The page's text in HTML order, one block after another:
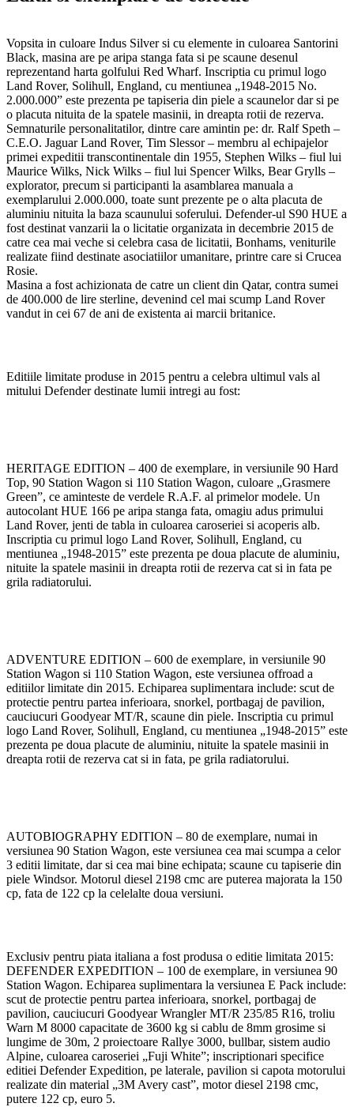
Vopsita in culoare Indus Silver si cu elemente in culoarea Santorini
Black, masina are pe aripa stanga fata si pe scaune desenul
reprezentand harta golfului Red Wharf. Inscriptia cu primul logo
Land Rover, Solihull, England, cu mentiunea „1948-2015 No.
2.000.000” este prezenta pe tapiseria din piele a scaunelor dar si pe
o placuta nituita de la spatele masinii, in dreapta rotii de rezerva.
Semnaturile personalitatilor, dintre care amintin pe: dr. Ralf Speth –
C.E.O. Jaguar Land Rover, Tim Slessor – membru al echipajelor
primei expeditii transcontinentale din 1955, Stephen Wilks – fiul lui
Maurice Wilks, Nick Wilks – fiul lui Spencer Wilks, Bear Grylls –
explorator, precum si participanti la asamblarea manuala a
exemplarului 2.000.000, toate sunt prezente pe o alta placuta de
aluminiu nituita la baza scaunului soferului. Defender-ul S90 HUE a
fost destinat vanzarii la o licitatie organizata in decembrie 2015 de
catre cea mai veche si celebra casa de licitatii, Bonhams, veniturile
realizate fiind destinate asociatiilor umanitare, printre care si Crucea
Rosie.
Masina a fost achizionata de catre un client din Qatar, contra sumei
de 400.000 de lire sterline, devenind cel mai scump Land Rover
vandut in cei 67 de ani de existenta ai marcii britanice.
Editiile limitate produse in 2015 pentru a celebra ultimul vals al
mitului Defender destinate lumii intregi au fost:
HERITAGE EDITION – 400 de exemplare, in versiunile 90 Hard
Top, 90 Station Wagon si 110 Station Wagon, culoare „Grasmere
Green”, ce aminteste de verdele R.A.F. al primelor modele. Un
autocolant HUE 166 pe aripa stanga fata, omagiu adus primului
Land Rover, jenti de tabla in culoarea caroseriei si acoperis alb.
Inscriptia cu primul logo Land Rover, Solihull, England, cu
mentiunea „1948-2015” este prezenta pe doua placute de aluminiu,
nituite la spatele masinii in dreapta rotii de rezerva cat si in fata pe
grila radiatorului.
ADVENTURE EDITION – 600 de exemplare, in versiunile 90
Station Wagon si 110 Station Wagon, este versiunea offroad a
editiilor limitate din 2015. Echiparea suplimentara include: scut de
protectie pentru partea inferioara, snorkel, portbagaj de pavilion,
cauciucuri Goodyear MT/R, scaune din piele. Inscriptia cu primul
logo Land Rover, Solihull, England, cu mentiunea „1948-2015” este
prezenta pe doua placute de aluminiu, nituite la spatele masinii in
dreapta rotii de rezerva cat si in fata, pe grila radiatorului.
AUTOBIOGRAPHY EDITION – 80 de exemplare, numai in
versiunea 90 Station Wagon, este versiunea cea mai scumpa a celor
3 editii limitate, dar si cea mai bine echipata; scaune cu tapiserie din
piele Windsor. Motorul diesel 2198 cmc are puterea majorata la 150
cp, fata de 122 cp la celelalte doua versiuni.
Exclusiv pentru piata italiana a fost produsa o editie limitata 2015:
DEFENDER EXPEDITION – 100 de exemplare, in versiunea 90
Station Wagon. Echiparea suplimentara la versiunea E Pack include:
scut de protectie pentru partea inferioara, snorkel, portbagaj de
pavilion, cauciucuri Goodyear Wrangler MT/R 235/85 R16, troliu
Warn M 8000 capacitate de 3600 kg si cablu de 8mm grosime si
lungime de 30m, 2 proiectoare Rallye 3000, bullbar, sistem audio
Alpine, culoarea caroseriei „Fuji White”; inscriptionari specifice
editiei Defender Expedition, pe laterale, pavilion si capota motorului
realizate din material „3M Avery cast”, motor diesel 2198 cmc,
putere 122 cp, euro 5.